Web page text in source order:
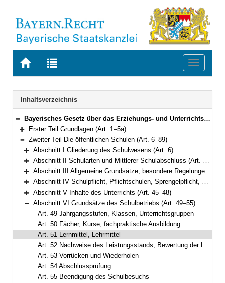
Zur
BAYERN.RECHT
Zur
letzten
Suche
Toggle
Navigation
Inhaltsverzeichnis
Bereich reduzieren
Bayerisches Gesetz über das Erziehungs- und Unterrichtswesen (BayEUG) in der Fassung der Bekanntmachung vom 31. Mai 2000 (GVBl. S. 414, 632) BayRS 2230-1-1-K (Art. 1–125)
Bereich erweitern
Erster Teil Grundlagen (Art. 1–5a)
Bereich reduzieren
Zweiter Teil Die öffentlichen Schulen (Art. 6–89)
Bereich erweitern
Abschnitt I Gliederung des Schulwesens (Art. 6)
Bereich erweitern
Abschnitt II Schularten und Mittlerer Schulabschluss (Art. 7–25)
Bereich erweitern
Abschnitt III Allgemeine Grundsätze, besondere Regelungen für Pflichtschulen (Art. 26–34)
Bereich erweitern
Abschnitt IV Schulpflicht, Pflichtschulen, Sprengelpflicht, Gastschulverhältnisse, Wahl des schulischen Bildungswegs (Art. 35–44)
Bereich erweitern
Abschnitt V Inhalte des Unterrichts (Art. 45–48)
Bereich reduzieren
Abschnitt VI Grundsätze des Schulbetriebs (Art. 49–55)
Art. 49 Jahrgangsstufen, Klassen, Unterrichtsgruppen
Art. 50 Fächer, Kurse, fachpraktische Ausbildung
Art. 51 Lernmittel, Lehrmittel
Art. 52 Nachweise des Leistungsstands, Bewertung der Leistungen, Zeugnisse
Art. 53 Vorrücken und Wiederholen
Art. 54 Abschlussprüfung
Art. 55 Beendigung des Schulbesuchs